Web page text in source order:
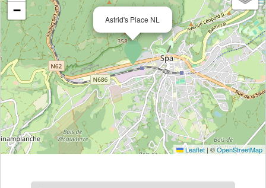
Astrid's Place NL
−
Leaflet | ©OpenStreetMap